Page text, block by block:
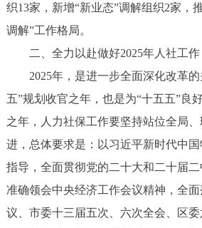
织13家，新增“新业态”调解组织2家，
调解”工作格局。
二、全力以赴做好2025年人社工作
2025年，是进一步全面深化改革的
五”规划收官之年，也是为“十五五”良
之年，人力社保工作要坚持站位全局
进，总体要求是：以习近平新时代中
指导，全面贯彻党的二十大和二十届二
准确领会中央经济工作会议精神，全
议、市委十三届五次、六次全会、区